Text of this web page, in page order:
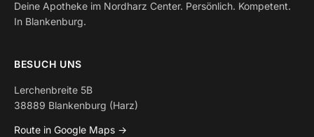
Deine Apotheke im Nordharz Center. Persönlich. Kompetent.
In Blankenburg.
BESUCH UNS
Lerchenbreite 5B
38889 Blankenburg (Harz)
Route in Google Maps →